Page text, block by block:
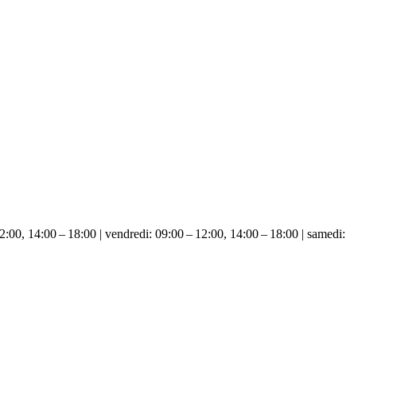
14:00 – 18:00 | vendredi: 09:00 – 12:00, 14:00 – 18:00 | samedi: